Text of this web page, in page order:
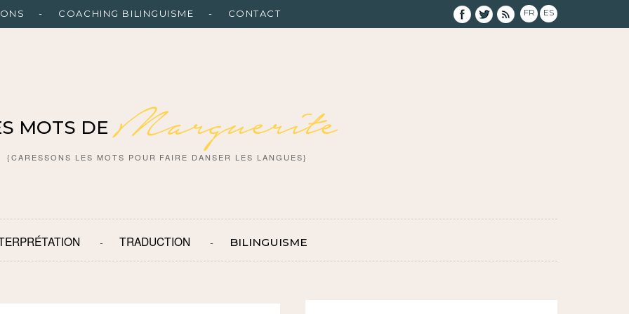
COACHING BILINGUISME CONTACT FR ES
MOTS DE Marguerite
{CARESSONS LES MOTS POUR FAIRE DANSER LES LANGUES}
TRADUCTION BILINGUISME